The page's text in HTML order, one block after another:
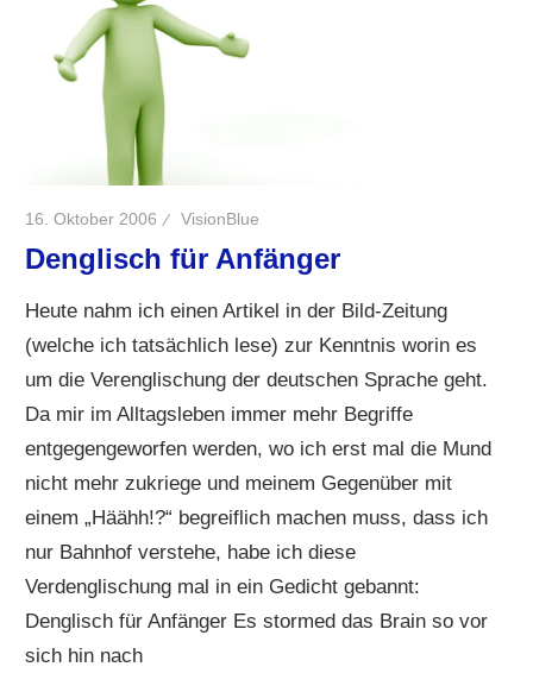
16. Oktober 2006 VisionBlue
Denglisch für Anfänger
Heute nahm ich einen Artikel in der Bild-Zeitung
(welche ich tatsächlich lese) zur Kenntnis worin es
um die Verenglischung der deutschen Sprache geht.
Da mir im Alltagsleben immer mehr Begriffe
entgegengeworfen werden, wo ich erst mal die Mund
nicht mehr zukriege und meinem Gegenüber mit
einem „Häähh!?“ begreiflich machen muss, dass ich
nur Bahnhof verstehe, habe ich diese
Verdenglischung mal in ein Gedicht gebannt:
Denglisch für Anfänger Es stormed das Brain so vor
sich hin nach